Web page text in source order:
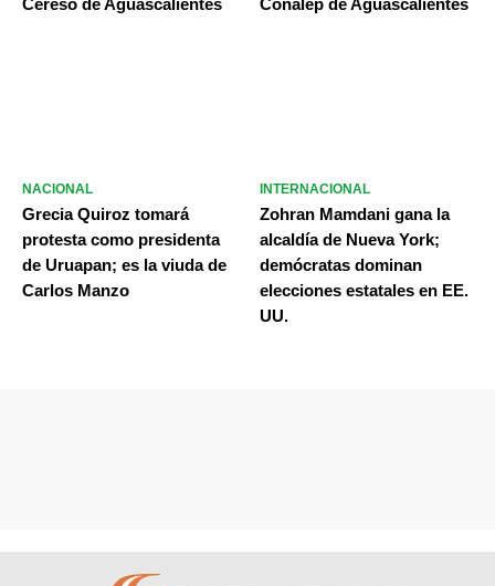
NACIONAL
Grecia Quiroz tomará
protesta como presidenta
de Uruapan; es la viuda de
Carlos Manzo
INTERNACIONAL
Zohran Mamdani gana la
alcaldía de Nueva York;
demócratas dominan
elecciones estatales en EE.
UU.